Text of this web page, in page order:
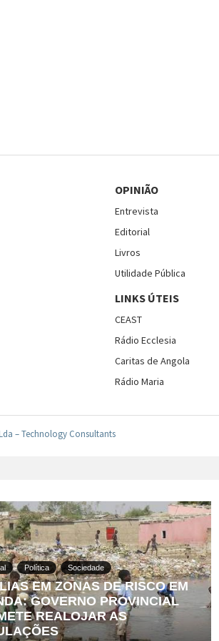
OPINIÃO
Entrevista
Editorial
Livros
Utilidade Pública
LINKS ÚTEIS
CEAST
Rádio Ecclesia
Caritas de Angola
Rádio Maria
– Technology Consultants
Política Sociedade
EM ZONAS DE RISCO EM
GOVERNO PROVINCIAL
REALOJAR AS